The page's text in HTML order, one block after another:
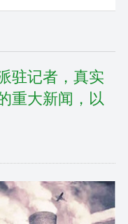
驻记者，真实
重大新闻，以